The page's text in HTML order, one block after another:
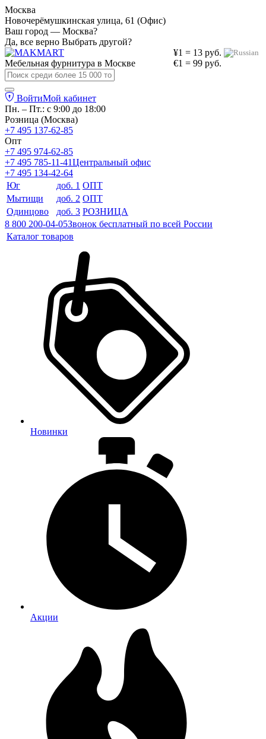
Москва
Новочерёмушкинская улица, 61 (Офис)
Ваш город — Москва?
Да, все верно Выбрать другой?
¥1 = 13 руб.
€1 = 99 руб.
Мебельная фурнитура в Москве
ВойтиМой кабинет
Пн. – Пт.: с 9:00 до 18:00
Розница (Москва)
+7 495 137-62-85
Опт
+7 495 974-62-85
+7 495 785-11-41Центральный офис
+7 495 134-42-64
Юг
доб. 1 ОПТ
Мытищи
доб. 2 ОПТ
Одинцово
доб. 3 РОЗНИЦА
8 800 200-04-05Звонок бесплатный по всей России
Каталог товаров
Новинки
Акции